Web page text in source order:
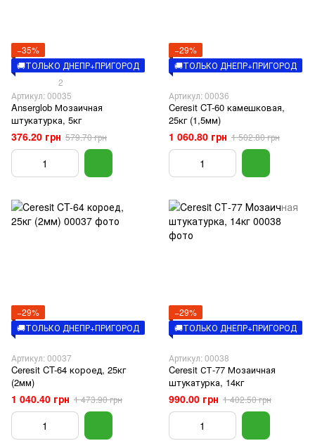
−35%
🚚ТОЛЬКО ДНЕПР+ПРИГОРОД
2
Артикул: 00035
Anserglob Мозаичная
штукатурка, 5кг
376.20 грн 579.70 грн
−29%
🚚ТОЛЬКО ДНЕПР+ПРИГОРОД
Артикул: 00036
Ceresit CT-60 камешковая,
25кг (1,5мм)
1 060.80 грн 1 502.80 грн
−29%
🚚ТОЛЬКО ДНЕПР+ПРИГОРОД
Артикул: 00037
Ceresit CT-64 короед, 25кг
(2мм)
1 040.40 грн 1 473.90 грн
−29%
🚚ТОЛЬКО ДНЕПР+ПРИГОРОД
Артикул: 00038
Ceresit СТ-77 Мозаичная
штукатурка, 14кг
990.00 грн 1 402.50 грн